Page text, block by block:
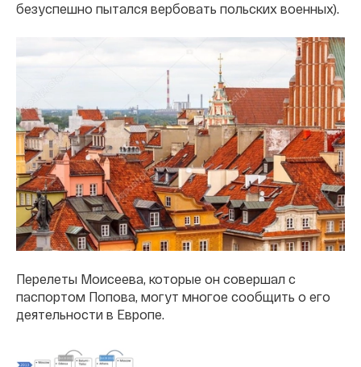
безуспешно пытался вербовать польских военных).
Перелеты Моисеева, которые он совершал с
паспортом Попова, могут многое сообщить о его
деятельности в Европе.